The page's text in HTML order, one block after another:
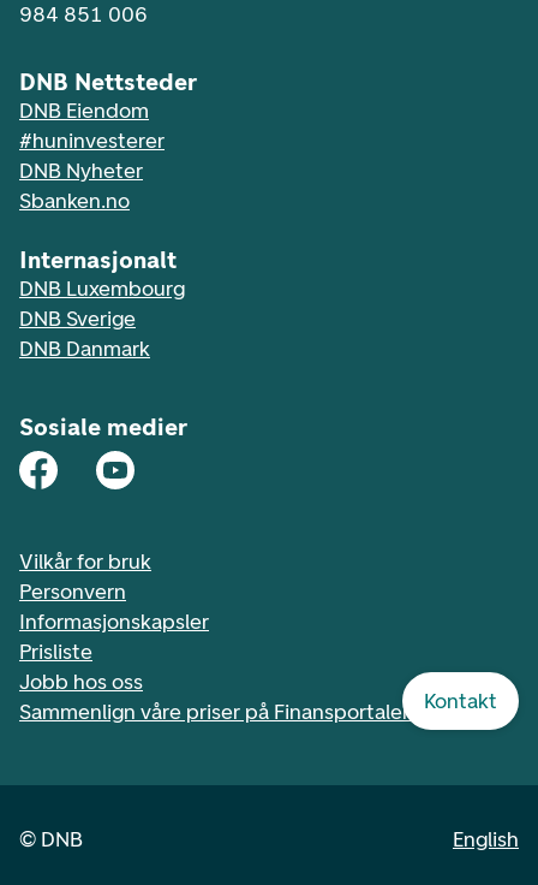
Kontakt
984 851 006
DNB Nettsteder
DNB Eiendom
#huninvesterer
DNB Nyheter
Sbanken.no
Internasjonalt
DNB Luxembourg
DNB Sverige
DNB Danmark
Sosiale medier
Vilkår for bruk
Personvern
Informasjonskapsler
Prisliste
Jobb hos oss
Sammenlign våre priser på Finansportalen.no
© DNB English